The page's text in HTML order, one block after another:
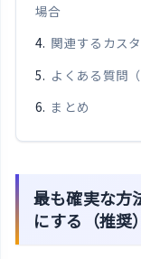
場合
関連するカス
よくある質問（
まとめ
最も確実な
にする（推奨）